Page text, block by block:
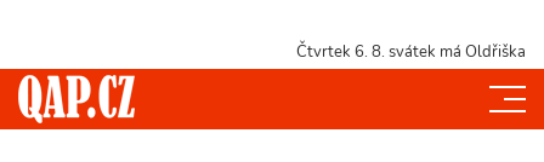
Čtvrtek 6. 8. svátek má Oldřiška